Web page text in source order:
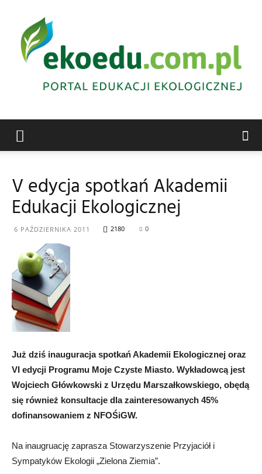
ekologiczna
V edycja spotkań Akademii
Edukacji Ekologicznej
6 PAŹDZIERNIKA 2011 2180 0
Już dziś inauguracja spotkań Akademii Ekologicznej oraz
VI edycji Programu Moje Czyste Miasto. Wykładowcą jest
Wojciech Główkowski z Urzędu Marszałkowskiego, obędą
się również konsultacje dla zainteresowanych 45%
dofinansowaniem z NFOŚiGW.
Na inaugruację zaprasza Stowarzyszenie Przyjaciół i
Sympatyków Ekologii „Zielona Ziemia”.